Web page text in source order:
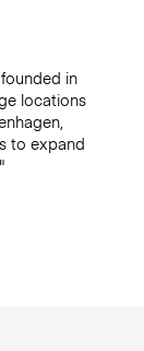
in
locations
to expand